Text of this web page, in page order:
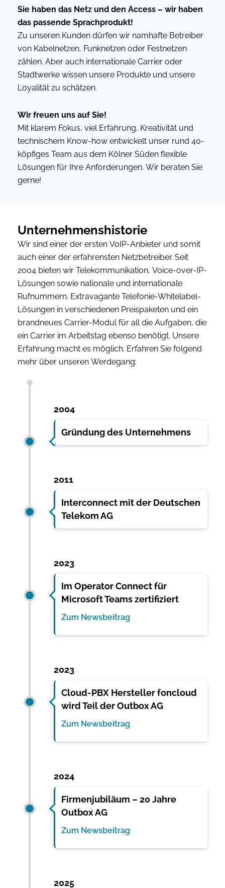
Sie haben das Netz und den Access – wir haben
das passende Sprachprodukt!
Zu unseren Kunden dürfen wir namhafte Betreiber
von Kabelnetzen, Funknetzen oder Festnetzen
zählen. Aber auch internationale Carrier oder
Stadtwerke wissen unsere Produkte und unsere
Loyalität zu schätzen.
Wir freuen uns auf Sie!
Mit klarem Fokus, viel Erfahrung, Kreativität und
technischem Know-how entwickelt unser rund 40-
köpfiges Team aus dem Kölner Süden flexible
Lösungen für Ihre Anforderungen. Wir beraten Sie
gerne!
Unternehmenshistorie
Wir sind einer der ersten VoIP-Anbieter und somit
auch einer der erfahrensten Netzbetreiber. Seit
2004 bieten wir Telekommunikation, Voice-over-IP-
Lösungen sowie nationale und internationale
Rufnummern. Extravagante Telefonie-Whitelabel-
Lösungen in verschiedenen Preispaketen und ein
brandneues Carrier-Modul für all die Aufgaben, die
ein Carrier im Arbeitstag ebenso benötigt. Unsere
Erfahrung macht es möglich. Erfahren Sie folgend
mehr über unseren Werdegang:
2004
Gründung des Unternehmens
2011
Interconnect mit der Deutschen
Telekom AG
2023
Im Operator Connect für
Microsoft Teams zertifiziert
Zum Newsbeitrag
2023
Cloud-PBX Hersteller foncloud
wird Teil der Outbox AG
Zum Newsbeitrag
2024
Firmenjubiläum – 20 Jahre
Outbox AG
Zum Newsbeitrag
2025